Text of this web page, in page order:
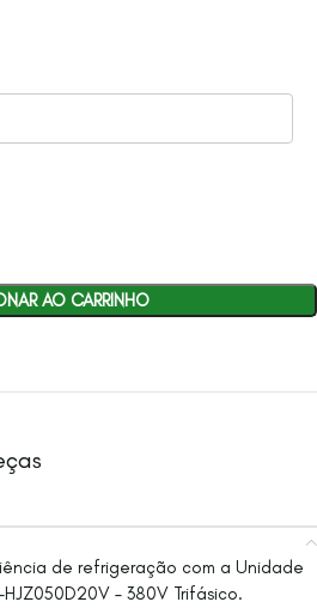
AO CARRINHO
de refrigeração com a Unidade
– 380V Trifásico.